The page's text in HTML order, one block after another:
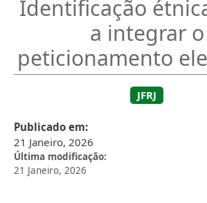
Identificação
a integrar o
peticionamento
JFRJ
Publicado em
21 Janeiro, 2026
Última modificação
21 Janeiro, 2026